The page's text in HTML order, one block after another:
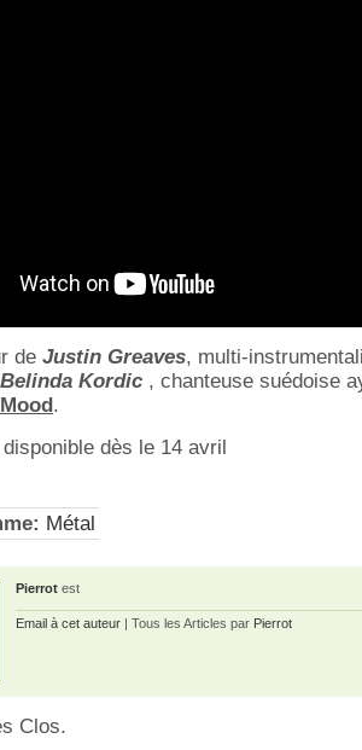
de Justin Greaves, multi-
Belinda Kordic , chanteuse suédoise
.
dès le 14 avril
Métal
Pierrot est
Email à cet auteur | Tous les Articles par Pierrot
Clos.